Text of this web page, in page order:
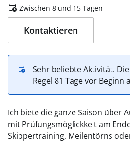
Zwischen 8 und 15 Tagen
Kontaktieren
Sehr beliebte Aktivität.
Regel 81 Tage vor Beginn
Ich biete die ganze Saison über
mit Prüfungsmöglickkeit am
Skippertraining, Meilentörns